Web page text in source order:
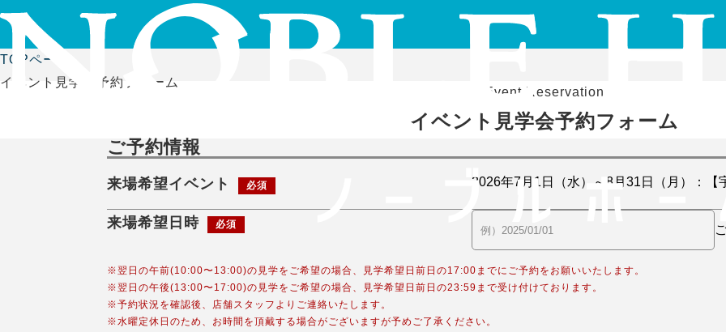
TOPページ
イベント見学会予約フォーム
Event Reservation
イベント見学会予約フォーム
ご予約情報
来場希望イベント 必須
来場希望日時 必須
※翌日の午前(10:00〜13:00)の見学をご希望の場合、見学希望日前日の17:00までにご予約をお願いいたします。
※翌日の午後(13:00〜17:00)の見学をご希望の場合、見学希望日前日の23:59まで受け付けております。
※予約状況を確認後、店舗スタッフよりご連絡いたします。
※水曜定休日のため、お時間を頂戴する場合がございますが予めご了承ください。